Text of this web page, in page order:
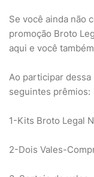
Se você ainda não
promoção Broto
aqui e você
Ao participar
seguintes prêmios:
1-Kits Broto Legal
2-Dois Vales-